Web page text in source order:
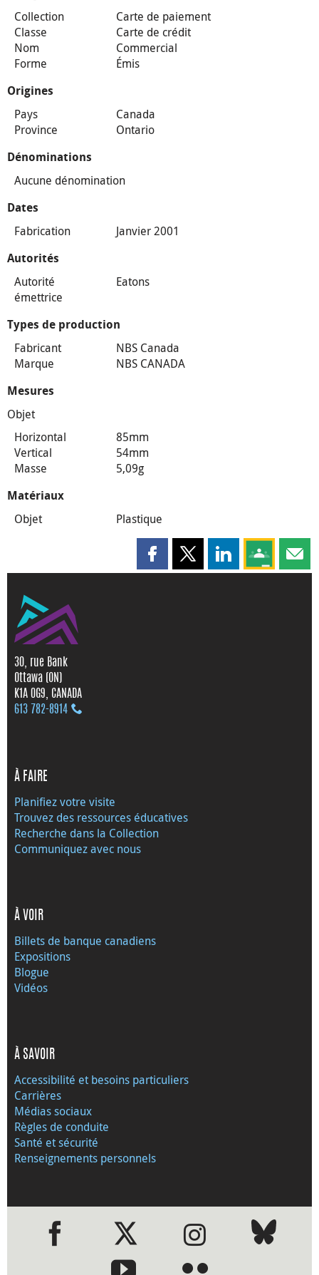
Collection
Carte de paiement
Classe
Carte de crédit
Nom
Commercial
Forme
Émis
Origines
Pays
Canada
Province
Ontario
Dénominations
Aucune dénomination
Dates
Fabrication Janvier 2001
Autorités
Autorité
émettrice
Eatons
Types de production
Fabricant
NBS Canada
Marque
NBS CANADA
Mesures
Objet
Horizontal
85mm
Vertical
54mm
Masse
5,09g
Matériaux
Objet Plastique
Partager cette page sur
Partager cette page sur X
Partager cette
Partagez
30, rue Bank
Ottawa (ON)
K1A 0G9, CANADA
613 782‑8914
À FAIRE
Planifiez votre visite
Trouvez des ressources éducatives
Recherche dans la Collection
Communiquez avec nous
À VOIR
Billets de banque canadiens
Expositions
Blogue
Vidéos
À SAVOIR
Accessibilité et besoins particuliers
Carrières
Médias sociaux
Règles de conduite
Santé et sécurité
Renseignements personnels
●●